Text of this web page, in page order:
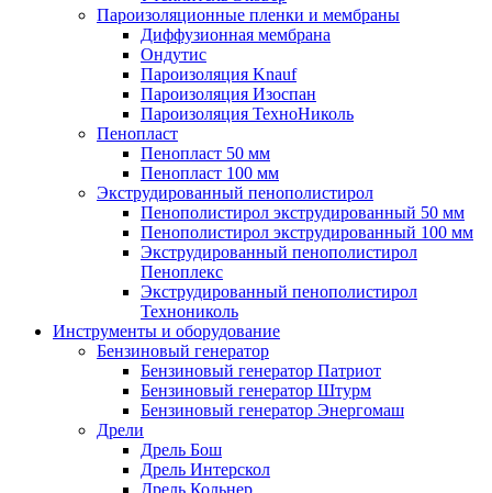
Пароизоляционные пленки и мембраны
Диффузионная мембрана
Ондутис
Пароизоляция Knauf
Пароизоляция Изоспан
Пароизоляция ТехноНиколь
Пенопласт
Пенопласт 50 мм
Пенопласт 100 мм
Экструдированный пенополистирол
Пенополистирол экструдированный 50 мм
Пенополистирол экструдированный 100 мм
Экструдированный пенополистирол
Пеноплекс
Экструдированный пенополистирол
Технониколь
Инструменты и оборудование
Бензиновый генератор
Бензиновый генератор Патриот
Бензиновый генератор Штурм
Бензиновый генератор Энергомаш
Дрели
Дрель Бош
Дрель Интерскол
Дрель Кольнер